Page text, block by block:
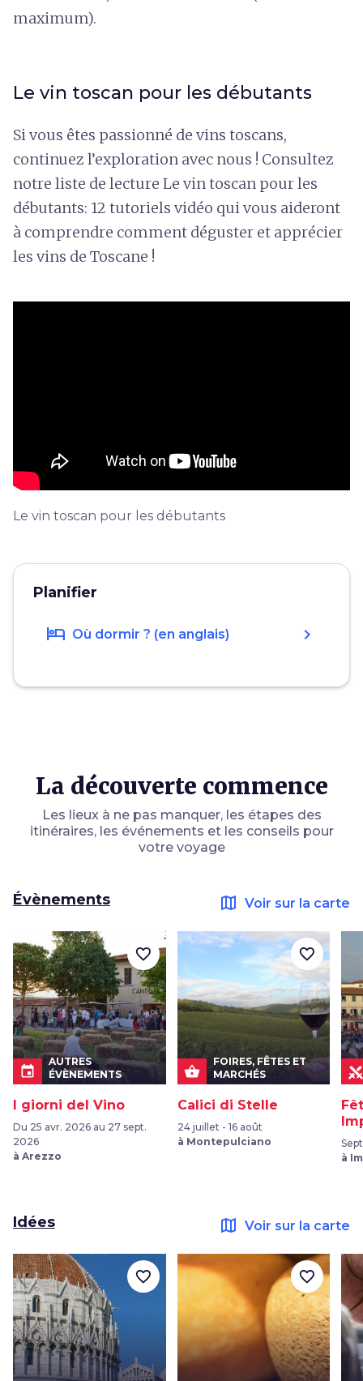
maximum).
Le vin toscan pour les débutants
Si vous êtes passionné de vins toscans,
continuez l’exploration avec nous ! Consultez
notre liste de lecture Le vin toscan pour les
débutants: 12 tutoriels vidéo qui vous aideront
à comprendre comment déguster et apprécier
les vins de Toscane !
Le vin toscan pour les débutants
Planifier
hotel Où dormir ? (en anglais) chevron_right
La découverte commence
Les lieux à ne pas manquer, les étapes des
itinéraires, les événements et les conseils pour
votre voyage
Évènements map Voir sur la carte
event
AUTRES
ÉVÈNEMENTS
I giorni del Vino
Du 25 avr. 2026 au 27 sept.
2026
à Arezzo
favorite_border
shopping_basket
FOIRES, FÊTES ET
MARCHÉS
Calici di Stelle
24 juillet - 16 août
à Montepulciano
favorite_border
à
Idées map Voir sur la carte
favorite_border favorite_border